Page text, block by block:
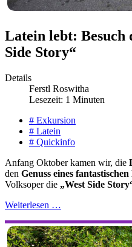
Latein lebt: Besuch
Side Story“
Details
Ferstl Roswitha
Lesezeit: 1 Minuten
# Exkursion
# Latein
# Quickinfo
Anfang Oktober kamen wir, die
den Genuss eines
Volksoper die „West Side
Weiterlesen …